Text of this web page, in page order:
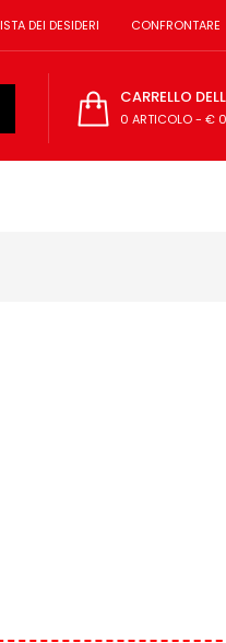
DEI DESIDERI CONFRONTARE
CARRELLO
0 ARTICOLO- €